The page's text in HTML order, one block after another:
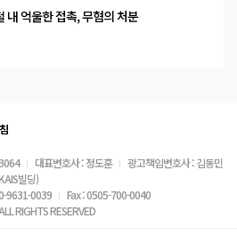
억울한 접촉, 무혐의 처분
대표변호사 : 정도훈
광고책임변호사 : 김동민
빌딩)
9631-0039
Fax : 0505-700-0040
RIGHTS RESERVED